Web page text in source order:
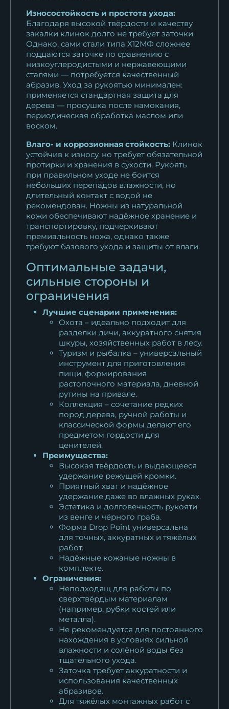
11 375₽
Износостойкость и простота ухода:
Благодаря высокой твёрдости и качеству
закалки клинок долго не требует заточки.
Однако, сами стали типа Х12МФ сложнее
поддаются заточке по сравнению с
низкоуглеродистыми и нержавеющими
сталями — потребуется качественный
абразив. Уход за рукоятью минимален:
применяется стандартная защита для
дерева — просушка после намокания,
периодическая обработка маслом или
воском.
Влаго- и коррозионная стойкость: Клинок
устойчив к износу, но требует обязательной
протирки и хранения в сухости. Рукоять
при правильном уходе не боится
небольших перепадов влажности, но
длительный контакт с водой не
рекомендован. Ножны из натуральной
кожи обеспечивают надёжное хранение и
транспортировку, подчеркивают
премиальность ножа, однако также
требуют базового ухода и защиты от влаги.
Оптимальные задачи,
сильные стороны и
ограничения
Лучшие сценарии применения:
Охота – идеально подходит для
разделки дичи, аккуратного снятия
шкуры, хозяйственных работ в лесу.
Туризм и рыбалка – универсальный
инструмент для приготовления
пищи, формирования
растопочного материала, дневной
рутины на привале.
Коллекция – сочетание редких
пород дерева, ручной работы и
классической формы делают его
предметом гордости для
ценителей.
Преимущества:
Высокая твёрдость и выдающееся
удержание режущей кромки.
Приятный хват и надёжное
удержание даже во влажных руках.
Эстетика и долговечность рукояти
из венге и чёрного граба.
Форма Drop Point универсальна
для точных, аккуратных и тяжёлых
работ.
Надёжные кожаные ножны в
комплекте.
Ограничения:
Неподходящ для работы по
сверхтвёрдым материалам
(например, рубки костей или
металла).
Не рекомендуется для постоянного
нахождения в условиях сильной
влажности и солёной воды без
тщательного ухода.
Заточка требует аккуратности и
использования качественных
абразивов.
Для тяжёлых монтажных работ с